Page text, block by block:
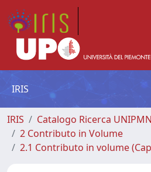
IRIS
IRIS
Catalogo Ricerca UNIPMN
2 Contributo in Volume
2.1 Contributo in volume